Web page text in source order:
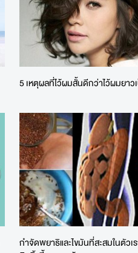
5 เหตุผลที่ไว้ผมสั้นดีกว่าไว้ผมยาว
กำจัดพยาธิและไขมันที่สะสมในตัวเ